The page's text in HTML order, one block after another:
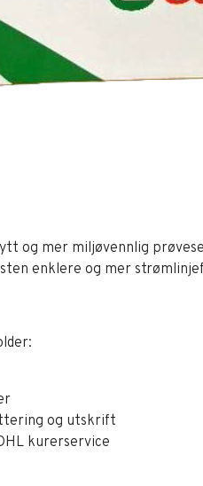
og mer miljøvennlig
enklere og mer
og utskrift
kurerservice